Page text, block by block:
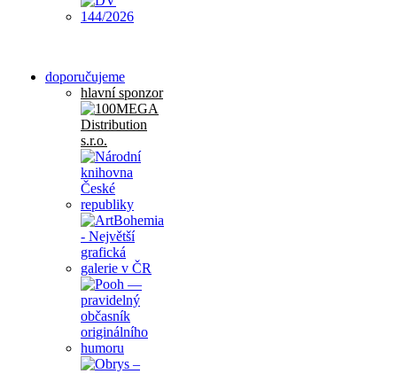
doporučujeme
hlavní sponzor